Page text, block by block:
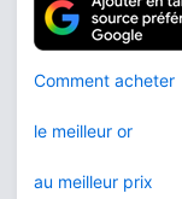
Comment acheter
le meilleur or
au meilleur prix